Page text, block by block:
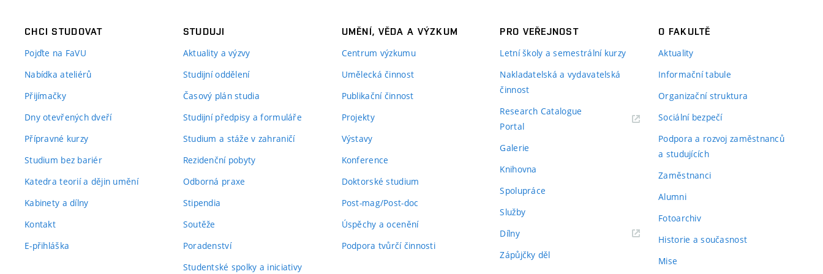
CHCI STUDOVAT
Pojďte na FaVU
Nabídka ateliérů
Přijímačky
Dny otevřených dveří
Přípravné kurzy
Studium bez bariér
Katedra teorií a dějin umění
Kabinety a dílny
Kontakt
E-přihláška
STUDUJI
Aktuality a výzvy
Studijní oddělení
Časový plán studia
Studijní předpisy a formuláře
Studium a stáže v zahraničí
Rezidenční pobyty
Odborná praxe
Stipendia
Soutěže
Poradenství
Studentské spolky a iniciativy
UMĚNÍ, VĚDA A VÝZKUM
Centrum výzkumu
Umělecká činnost
Publikační činnost
Projekty
Výstavy
Konference
Doktorské studium
Post-mag/Post-doc
Úspěchy a ocenění
Podpora tvůrčí činnosti
PRO VEŘEJNOST
Letní školy a semestrální kurzy
Nakladatelská a vydavatelská
činnost
Research Catalogue
Portal
Galerie
Knihovna
Spolupráce
Služby
Dílny
Zápůjčky děl
O FAKULTĚ
Aktuality
Informační tabule
Organizační struktura
Sociální bezpečí
Podpora a rozvoj zaměstnanců
a studujících
Zaměstnanci
Alumni
Fotoarchiv
Historie a současnost
Mise